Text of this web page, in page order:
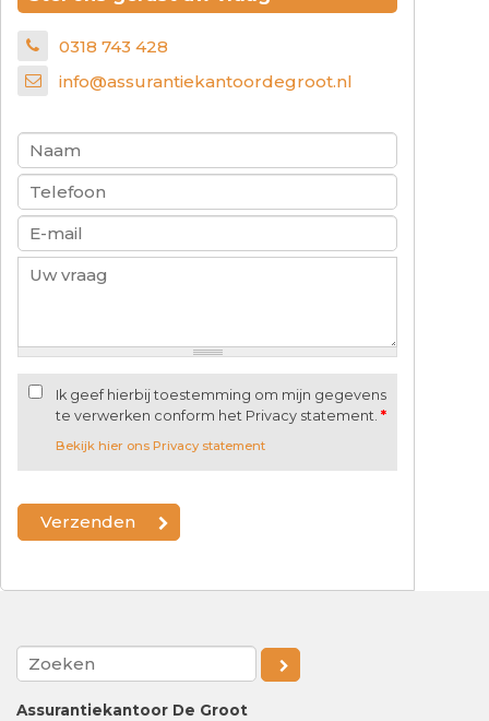
0318 743 428
info@assurantiekantoordegroot.nl
Ik geef hierbij toestemming om mijn gegevens
te verwerken conform het Privacy statement. *
Bekijk hier ons Privacy statement
Assurantiekantoor De Groot